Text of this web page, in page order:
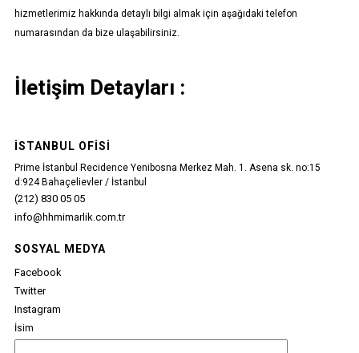
hizmetlerimiz hakkında detaylı bilgi almak için aşağıdaki telefon
numarasından da bize ulaşabilirsiniz.
İletişim Detayları :
İSTANBUL OFISI
Prime İstanbul Recidence Yenibosna Merkez Mah. 1. Asena sk. no:15
d:924 Bahaçelievler / İstanbul
(212) 830 05 05
info@hhmimarlik.com.tr
SOSYAL MEDYA
Facebook
Twitter
Instagram
İsim